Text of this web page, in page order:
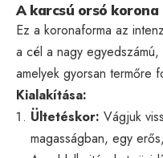
A karcsú orsó korona
Ez a koronaforma az
a cél a nagy
amelyek gyorsan termőre
Kialakítása:
Ültetéskor: Vágjuk
magasságban, egy